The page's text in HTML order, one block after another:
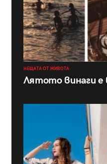
НЕЩАТА ОТ ЖИВОТА
Лятото винаги е